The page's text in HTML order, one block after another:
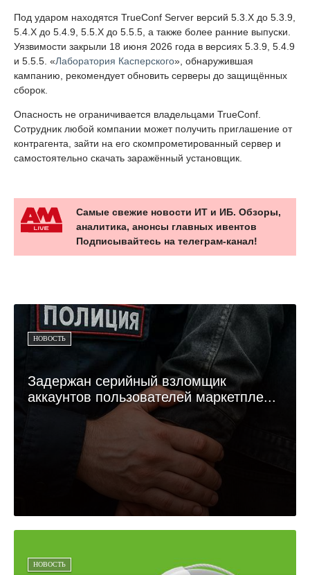
Под ударом находятся TrueConf Server версий 5.3.X до 5.3.9,
5.4.X до 5.4.9, 5.5.X до 5.5.5, а также более ранние выпуски.
Уязвимости закрыли 18 июня 2026 года в версиях 5.3.9, 5.4.9
и 5.5.5. «Лаборатория Касперского», обнаружившая
кампанию, рекомендует обновить серверы до защищённых
сборок.
Опасность не ограничивается владельцами TrueConf.
Сотрудник любой компании может получить приглашение от
контрагента, зайти на его скомпрометированный сервер и
самостоятельно скачать заражённый установщик.
Самые свежие новости ИТ и ИБ. Обзоры,
аналитика, анонсы главных ивентов
Подписывайтесь на телеграм-канал!
НОВОСТЬ
Задержан серийный взломщик
аккаунтов пользователей маркетпле...
НОВОСТЬ